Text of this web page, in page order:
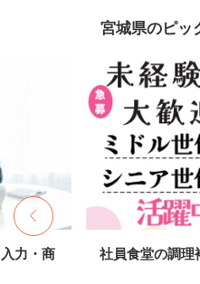
宮城県のピッ
力・商 社員食堂の調理